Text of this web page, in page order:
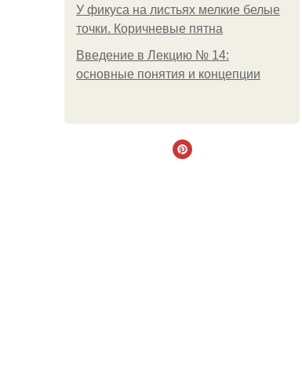
У фикуса на листьях мелкие белые
точки. Коричневые пятна
Введение в Лекцию № 14:
основные понятия и концепции